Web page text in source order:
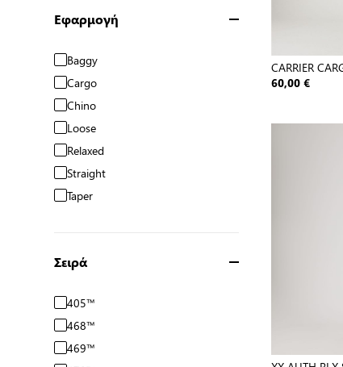
Εφαρμογή
Baggy
Cargo
Chino
Loose
Relaxed
Straight
Taper
Σειρά
405™
468™
469™
CARRIER
60,00 €